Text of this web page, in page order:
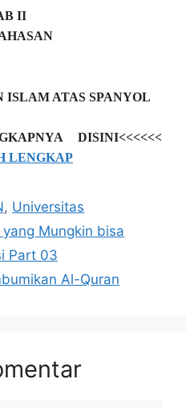
II
ISLAM ATAS SPANYOL
DISINI<<<<<<
LENGKAP
, Universitas
Mungkin bisa
Part 03
Al-Quran